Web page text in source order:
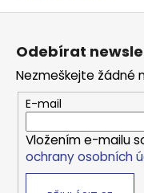
Odebírat
Nezmeškejte žádné
E-mail
Vložením e-mailu
ochrany osobních